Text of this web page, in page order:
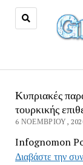
Κυπριακές
τουρκικής
6 ΝΟΕΜΒΡΊΟΥ,
Infognomon
Διαβάστε την